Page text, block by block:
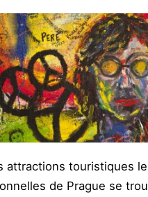
attractions touristiques
de Prague se